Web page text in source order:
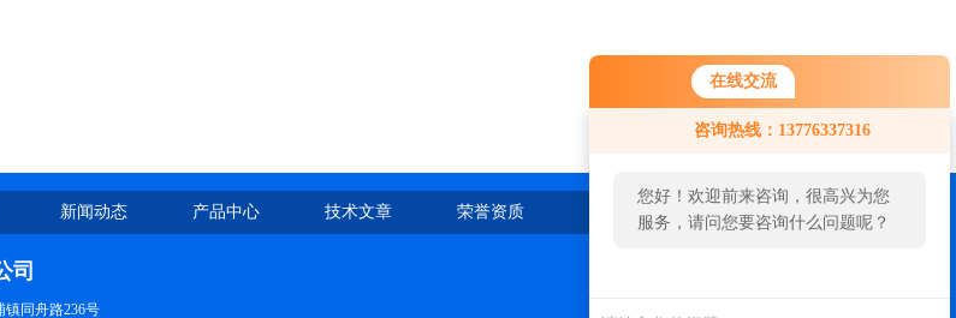
在线交流
咨询热线：13776337316
您好！欢迎前来咨询，很高兴为您
服务，请问您要咨询什么问题呢？
新闻动态 产品中心 技术文章 荣誉资质 在线留言 联系我们
司
同舟路236号